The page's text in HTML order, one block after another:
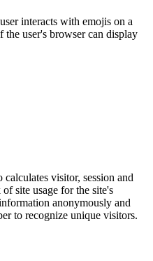
interacts with emojis on a
the user's browser can display
visitor, session and
site usage for the site's
anonymously and
to recognize unique visitors.